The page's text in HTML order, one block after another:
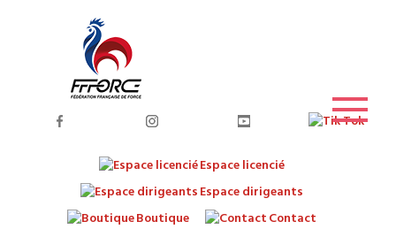
Espace licencié
Espace dirigeants
Boutique
Contact